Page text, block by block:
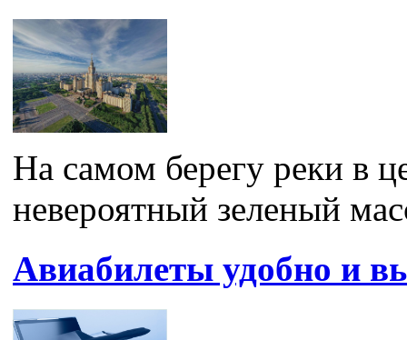
На самом берегу реки в
невероятный зеленый
Авиабилеты удобно и